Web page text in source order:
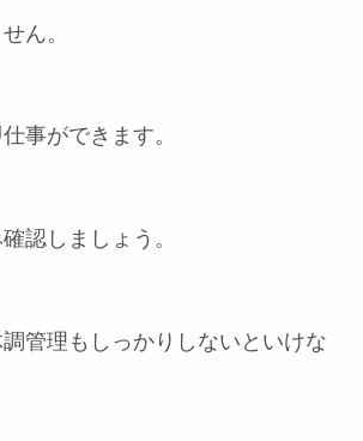
ん。
事ができます。
認しましょう。
管理もしっかりしないといけな